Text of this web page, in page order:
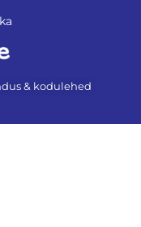
& kodulehed